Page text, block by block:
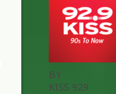
BY
KISS 929